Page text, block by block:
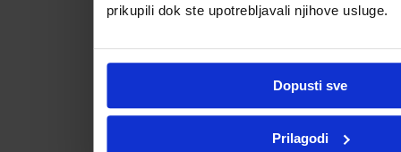
prikupili dok ste upotrebljavali njihove usluge.
Dopusti sve
Prilagodi